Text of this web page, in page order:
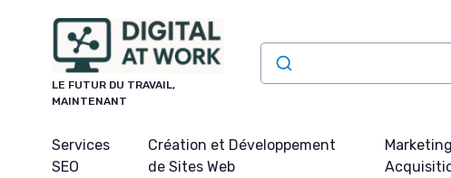
LE FUTUR DU TRAVAIL,
MAINTENANT
Services
SEO
Création et Développement
de Sites Web